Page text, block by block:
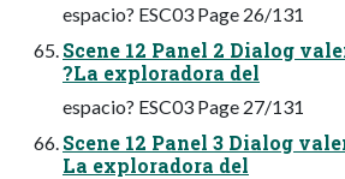
espacio? ESC03 Page 26/131
Scene 12 Panel 2 Dialog
?La exploradora del
espacio? ESC03 Page 27/131
Scene 12 Panel 3 Dialog
La exploradora del